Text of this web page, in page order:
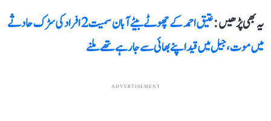
یہ بھی پڑھیں :
عتیق احمد کے چھوٹے بیٹے آبان سمیت 2 افراد کی سڑک حادثے
میں موت، جیل میں قید اپنے بھائی سے جا رہے تھے ملنے
ADVERTISEMENT